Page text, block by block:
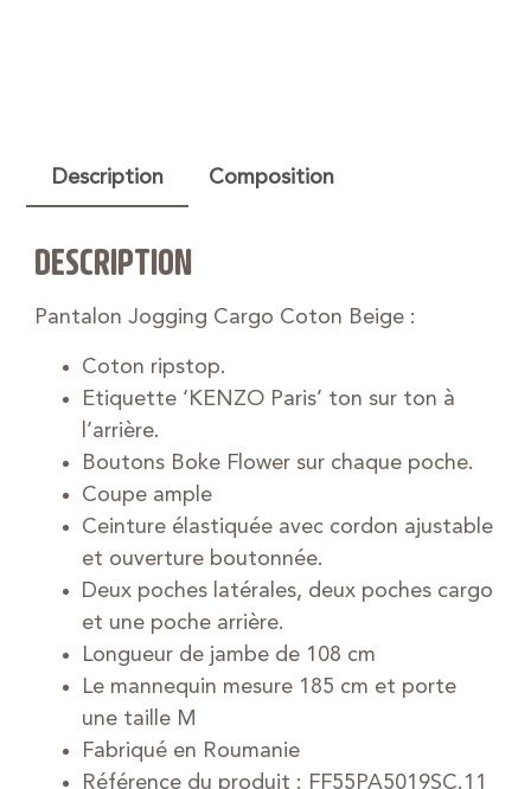
Description Composition
DESCRIPTION
Pantalon Jogging Cargo Coton Beige :
Coton ripstop.
Etiquette ‘KENZO Paris’ ton sur ton à
l’arrière.
Boutons Boke Flower sur chaque poche.
Coupe ample
Ceinture élastiquée avec cordon ajustable
et ouverture boutonnée.
Deux poches latérales, deux poches cargo
et une poche arrière.
Longueur de jambe de 108 cm
Le mannequin mesure 185 cm et porte
une taille M
Fabriqué en Roumanie
Référence du produit : FF55PA5019SC.11